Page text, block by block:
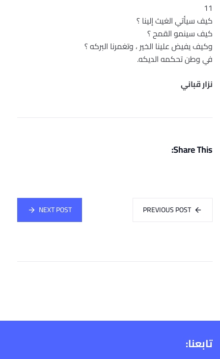
11
كيف سيأتي الغيث إلينا ؟
كيف سينمو القمح ؟
وكيف يفيض علينا الخير ، وتغمرنا البركه ؟
في وطن تحكمه الديكه.
نزار قباني
Share This:
PREVIOUS POST
NEXT POST
تابعنا: